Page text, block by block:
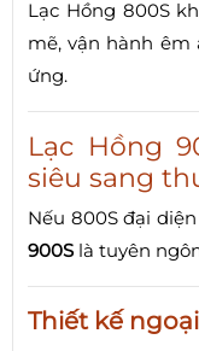
Lạc Hồng 800S
mẽ, vận hành
ứng.
Lạc Hồng
siêu sang
Nếu 800S đại
900S là tuyên
Thiết kế